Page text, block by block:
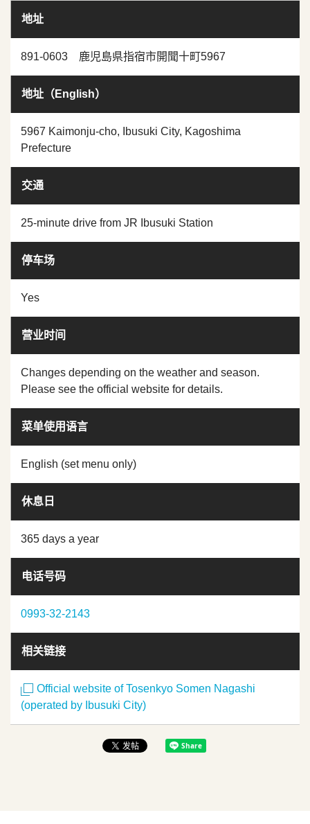
地址
891-0603 鹿児島県指宿市開聞十町5967
地址（English）
5967 Kaimonju-cho, Ibusuki City, Kagoshima
Prefecture
交通
25-minute drive from JR Ibusuki Station
停车场
Yes
营业时间
Changes depending on the weather and season.
Please see the official website for details.
菜单使用语言
English (set menu only)
休息日
365 days a year
电话号码
0993-32-2143
相关链接
Official website of Tosenkyo Somen Nagashi
(operated by Ibusuki City)